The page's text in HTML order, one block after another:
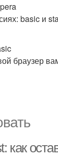
basic и
браузер
как